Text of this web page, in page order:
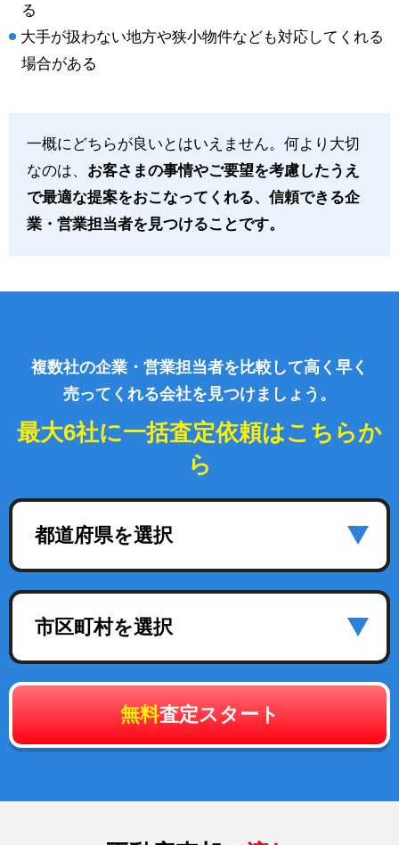
る
大手が扱わない地方や狭小物件なども対応してくれる
場合がある
一概にどちらが良いとはいえません。何より大切
なのは、 お客さまの事情やご要望を考慮したうえ
で最適な提案をおこなってくれる、信頼できる企
業・営業担当者を見つけることです。
複数社の企業・営業担当者を比較して高く早く
売ってくれる会社を見つけましょう。
最大6社に一括査定依頼はこちらか
ら
都道府県を選択
市区町村を選択
無料査定スタート